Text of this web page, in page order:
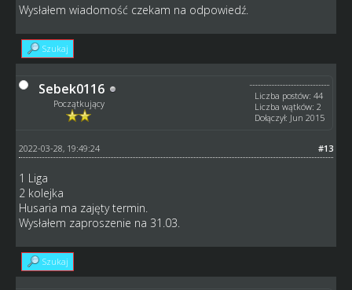
Wysłałem wiadomość czekam na odpowiedź.
Szukaj
Sebek0116
Początkujący
Liczba postów: 44
Liczba wątków: 2
Dołączył: Jun 2015
#13
2022-03-28, 19:49:24
1 Liga
2 kolejka
Husaria ma zajęty termin.
Wysłałem zaproszenie na 31.03.
Szukaj